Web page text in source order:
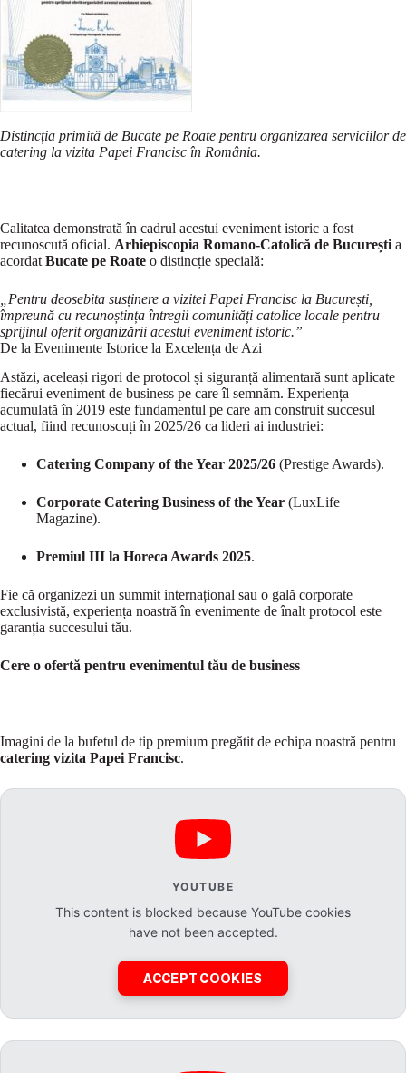
Distincția primită de Bucate pe Roate pentru organizarea serviciilor de
catering la vizita Papei Francisc în România.
Calitatea demonstrată în cadrul acestui eveniment istoric a fost
recunoscută oficial. Arhiepiscopia Romano-Catolică de București a
acordat Bucate pe Roate o distincție specială:
„Pentru deosebita susținere a vizitei Papei Francisc la București,
împreună cu recunoștința întregii comunități catolice locale pentru
sprijinul oferit organizării acestui eveniment istoric.”
De la Evenimente Istorice la Excelența de Azi
Astăzi, aceleași rigori de protocol și siguranță alimentară sunt aplicate
fiecărui eveniment de business pe care îl semnăm. Experiența
acumulată în 2019 este fundamentul pe care am construit succesul
actual, fiind recunoscuți în 2025/26 ca lideri ai industriei:
Catering Company of the Year 2025/26 (Prestige Awards).
Corporate Catering Business of the Year (LuxLife
Magazine).
Premiul III la Horeca Awards 2025.
Fie că organizezi un summit internațional sau o gală corporate
exclusivistă, experiența noastră în evenimente de înalt protocol este
garanția succesului tău.
Cere o ofertă pentru evenimentul tău de business
Imagini de la bufetul de tip premium pregătit de echipa noastră pentru
catering vizita Papei Francisc.
YOUTUBE
This content is blocked because YouTube cookies
have not been accepted.
ACCEPT COOKIES